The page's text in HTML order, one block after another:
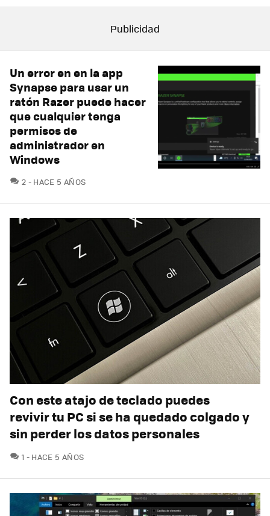
Un error en en la app
Synapse para usar un
ratón Razer puede hacer
que cualquier tenga
permisos de
administrador en
Windows
2 COMENTARIOS
HACE 5 AÑOS
Con este atajo de teclado puedes
revivir tu PC si se ha quedado colgado y
sin perder los datos personales
1 COMENTARIOS
HACE 5 AÑOS